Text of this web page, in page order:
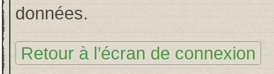
données.
Retour à l’écran de connexion